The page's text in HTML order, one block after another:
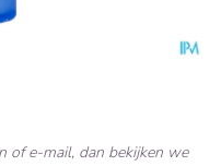
of e-mail, dan bekijken we